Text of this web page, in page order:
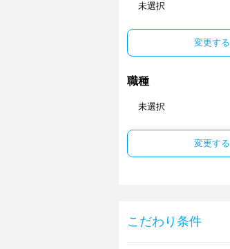
未選択
変更する
職種
未選択
変更する
こだわり条件